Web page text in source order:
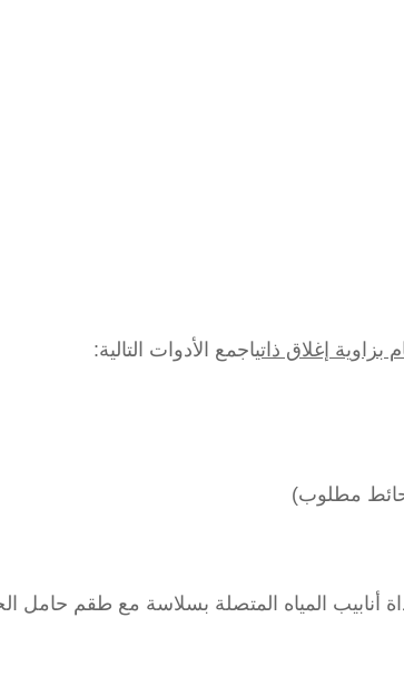
إغلاق ذاتياجمع الأدوات التالية:
مطلوب)
أنابيب المياه المتصلة بسلاسة مع طقم حامل